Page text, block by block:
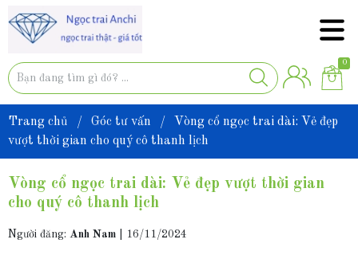
0
Trang chủ / Góc tư vấn /
Vòng cổ ngọc trai dài: Vẻ đẹp
vượt thời gian cho quý cô thanh lịch
Vòng cổ ngọc trai dài: Vẻ đẹp vượt thời gian
cho quý cô thanh lịch
Người đăng: Anh Nam 16/11/2024